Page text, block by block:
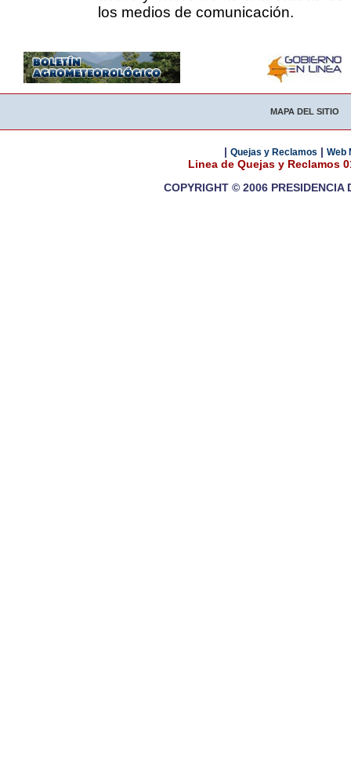
los medios de comunicación.
MAPA DEL SITIO
| Quejas y Reclamos | Web
Linea de Quejas y Reclamos
COPYRIGHT © 2006 PRESIDENCIA